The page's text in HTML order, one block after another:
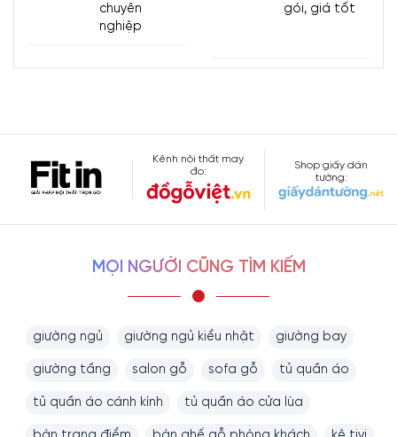
chuyên
nghiệp
gói, giá tốt
Kênh nội thất may
đo:
Shop giấy dán
tường:
MỌI NGƯỜI CŨNG TÌM KIẾM
giường ngủ giường ngủ kiểu nhật giường bay
giường tầng salon gỗ sofa gỗ tủ quần áo
tủ quần áo cánh kính tủ quần áo cửa lùa